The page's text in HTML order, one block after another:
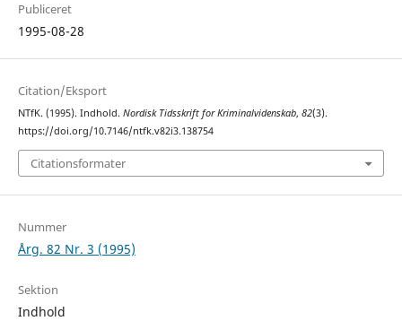
Publiceret
1995-08-28
Citation/Eksport
NTfK. (1995). Indhold. Nordisk Tidsskrift for Kriminalvidenskab, 82(3).
https://doi.org/10.7146/ntfk.v82i3.138754
Citationsformater
Nummer
Årg. 82 Nr. 3 (1995)
Sektion
Indhold